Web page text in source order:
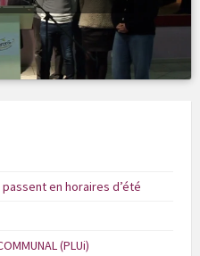
en horaires d’été
(PLUi)